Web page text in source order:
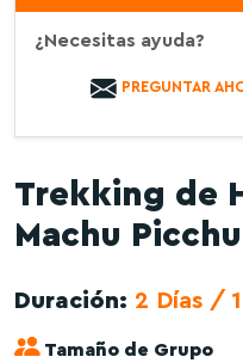
¿Necesitas ayuda?
PREGUNTAR
Trekking de
Machu Picchu
Duración: 2 Días /
Tamaño de Grupo